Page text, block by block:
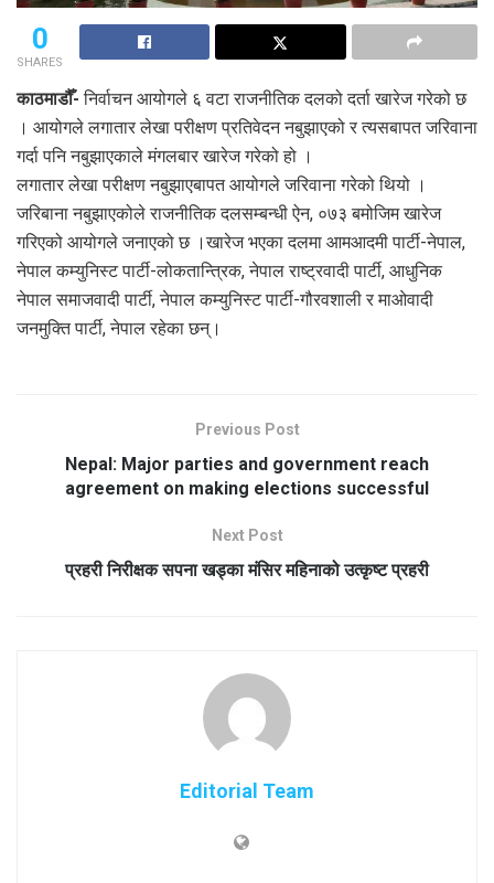
0
SHARES
काठमाडौँ- निर्वाचन आयोगले ६ वटा राजनीतिक दलको दर्ता खारेज गरेको छ
। आयोगले लगातार लेखा परीक्षण प्रतिवेदन नबुझाएको र त्यसबापत जरिवाना
गर्दा पनि नबुझाएकाले मंगलबार खारेज गरेको हो ।
लगातार लेखा परीक्षण नबुझाएबापत आयोगले जरिवाना गरेको थियो ।
जरिबाना नबुझाएकोले राजनीतिक दलसम्बन्धी ऐन, ०७३ बमोजिम खारेज
गरिएको आयोगले जनाएको छ ।खारेज भएका दलमा आमआदमी पार्टी-नेपाल,
नेपाल कम्युनिस्ट पार्टी-लोकतान्त्रिक, नेपाल राष्ट्रवादी पार्टी, आधुनिक
नेपाल समाजवादी पार्टी, नेपाल कम्युनिस्ट पार्टी-गौरवशाली र माओवादी
जनमुक्ति पार्टी, नेपाल रहेका छन्।
Previous Post
Nepal: Major parties and government reach
agreement on making elections successful
Next Post
प्रहरी निरीक्षक सपना खड्का मंसिर महिनाको उत्कृष्ट प्रहरी
Editorial Team